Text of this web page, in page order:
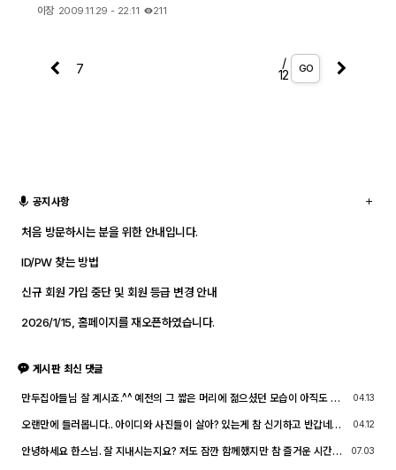
이장 2009.11.29 - 22:11 211
/
12
GO
공지사항
처음 방문하시는 분을 위한 안내입니다.
ID/PW 찾는 방법
신규 회원 가입 중단 및 회원 등급 변경 안내
2026/1/15, 홈페이지를 재오픈하였습니다.
게시판 최신 댓글
만두집아들님 잘 계시죠.^^ 예전의 그 짧은 머리에 젊으셨던 모습이 아직도 기
호회 활동의 추억을 남길 겸 가능한 계속 홈페이지를 유지할 예정입니다. 생각
나실 때 종종 방문해 주세요.^^
04.13
오랜만에 들러봅니다.. 아이디와 사진들이 살아? 있는게 참 신기하고 반갑네요
이제 제가 그 나이가 되버렸습니다^^..
04.12
안녕하세요 한스님. 잘 지내시는지요? 저도 잠깐 함께했지만 참 즐거운 시간이
07.03